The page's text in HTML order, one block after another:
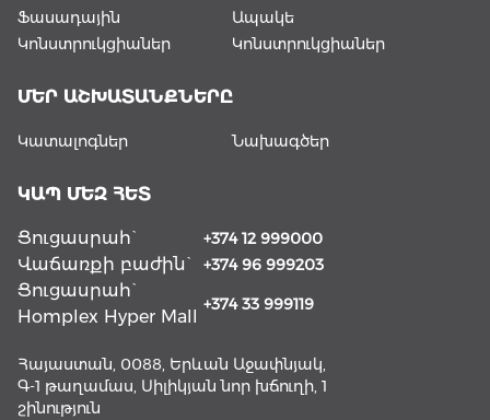
Ֆասադային
Կոնստրուկցիաներ
Ապակե
Կոնստրուկցիաներ
ՄԵՐ ԱՇԽԱՏԱՆՔՆԵՐԸ
Կատալոգներ Նախագծեր
ԿԱՊ ՄԵԶ ՀԵՏ
Ցուցասրահ` +374 12 999000
Վաճառքի բաժին` +374 96 999203
Ցուցասրահ`
Homplex Hyper Mall
+374 33 999119
Հայաստան, 0088, Երևան Աջափնյակ,
Գ-1 թաղամաս, Սիլիկյան նոր խճուղի, 1
շինություն